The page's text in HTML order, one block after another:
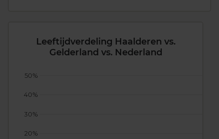
Leeftijdverdeling Haalderen vs.
Gelderland vs. Nederland
20%
30%
40%
50%